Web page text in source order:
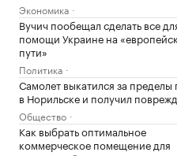
Экономика
Вучич пообещал сделать все
помощи Украине на
пути»
Политика
Самолет выкатился за пределы
в Норильске и получил
Общество
Как выбрать оптимальное
коммерческое помещение для